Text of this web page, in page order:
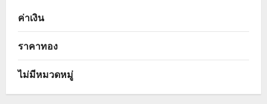
ค่าเงิน
ราคาทอง
ไม่มีหมวดหมู่